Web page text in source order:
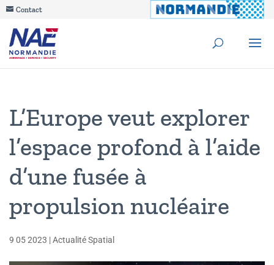
Contact
L’Europe veut explorer
l’espace profond à l’aide
d’une fusée à
propulsion nucléaire
9 05 2023 |Actualité Spatial